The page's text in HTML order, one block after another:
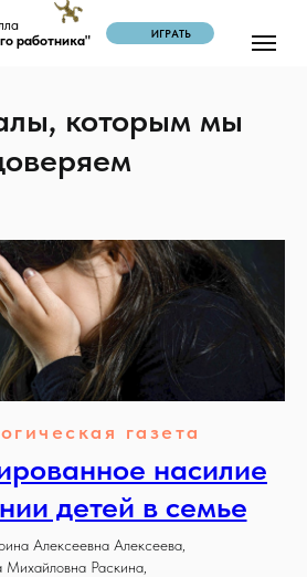
работника"
ИГРАТЬ
которым мы
газета
насилие
детей в семье
Алексеевна Алексеева,
Михайловна Раскина,